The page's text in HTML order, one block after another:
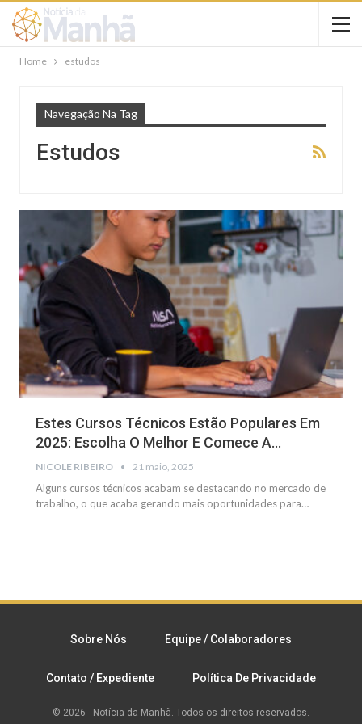
Home estudos
Navegação Na Tag
Estudos
Estes Cursos Técnicos Estão Populares Em
2025: Escolha O Melhor E Comece A…
NICOLE RIBEIRO 21 maio, 2025
Alguns cursos técnicos acabam se destacando no mercado de
trabalho, o que acaba gerando mais oportunidades para…
Sobre Nós Equipe / Colaboradores
Contato / Expediente Política De Privacidade
© 2026 - Notícia da Manhã. Todos os direitos reservados.